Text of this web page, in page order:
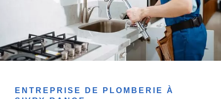
ENTREPRISE DE PLOMBERIE À